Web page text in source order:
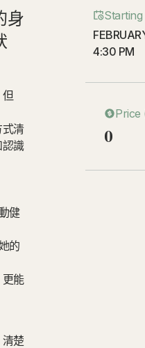
身
清
識
健
的
能
楚
Starting
4:30 PM
Price
0